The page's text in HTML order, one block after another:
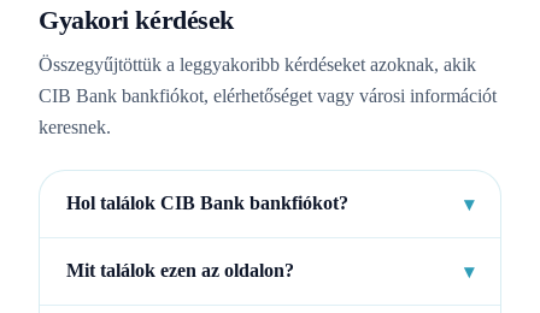
Gyakori kérdések
Összegyűjtöttük a leggyakoribb kérdéseket azoknak, akik
CIB Bank bankfiókot, elérhetőséget vagy városi információt
keresnek.
Hol találok CIB Bank bankfiókot? ▾
Mit találok ezen az oldalon? ▾